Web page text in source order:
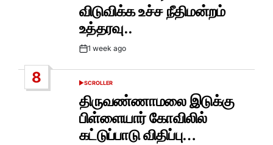
விடுவிக்க உச்ச நீதிமன்றம்
உத்தரவு..
Post1 week ago
8
POSTED
SCROLLER
திருவண்ணாமலை இடுக்கு
பிள்ளையார் கோவிலில்
கட்டுப்பாடு விதிப்பு…